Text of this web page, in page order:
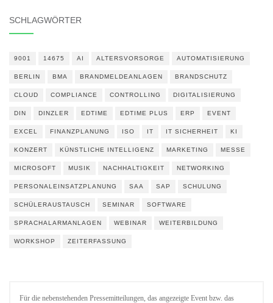
SCHLAGWÖRTER
9001 14675 AI ALTERSVORSORGE AUTOMATISIERUNG
BERLIN BMA BRANDMELDEANLAGEN BRANDSCHUTZ
CLOUD COMPLIANCE CONTROLLING DIGITALISIERUNG
DIN DINZLER EDTIME EDTIME PLUS ERP EVENT
EXCEL FINANZPLANUNG ISO IT IT SICHERHEIT KI
KONZERT KÜNSTLICHE INTELLIGENZ MARKETING MESSE
MICROSOFT MUSIK NACHHALTIGKEIT NETWORKING
PERSONALEINSATZPLANUNG SAA SAP SCHULUNG
SCHÜLERAUSTAUSCH SEMINAR SOFTWARE
SPRACHALARMANLAGEN WEBINAR WEITERBILDUNG
WORKSHOP ZEITERFASSUNG
Für die nebenstehenden Pressemitteilungen, das angezeigte Event bzw. das